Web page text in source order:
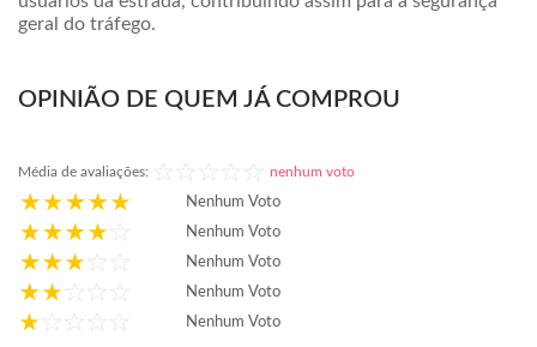
geral do tráfego.
OPINIÃO DE QUEM JÁ COMPROU
Média de avaliações: nenhum voto
Nenhum Voto
Nenhum Voto
Nenhum Voto
Nenhum Voto
Nenhum Voto